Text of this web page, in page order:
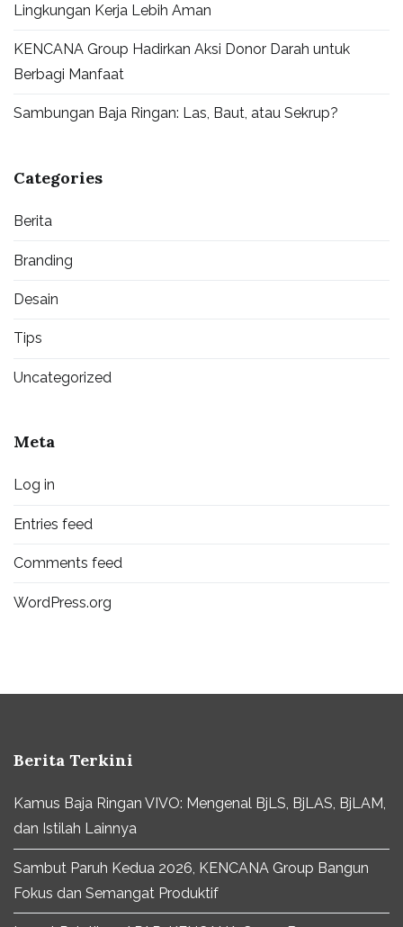
Lingkungan Kerja Lebih Aman
KENCANA Group Hadirkan Aksi Donor Darah untuk
Berbagi Manfaat
Sambungan Baja Ringan: Las, Baut, atau Sekrup?
Categories
Berita
Branding
Desain
Tips
Uncategorized
Meta
Log in
Entries feed
Comments feed
WordPress.org
Berita Terkini
Kamus Baja Ringan VIVO: Mengenal BjLS, BjLAS, BjLAM,
dan Istilah Lainnya
Sambut Paruh Kedua 2026, KENCANA Group Bangun
Fokus dan Semangat Produktif